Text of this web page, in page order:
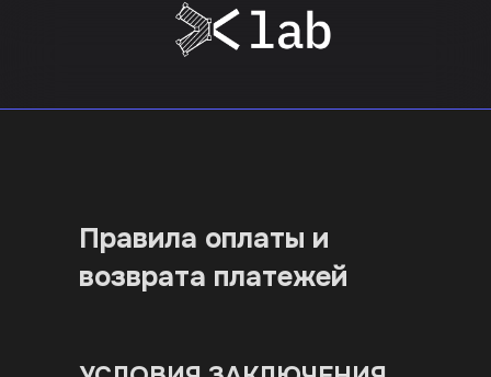
Правила оплаты и
возврата платежей